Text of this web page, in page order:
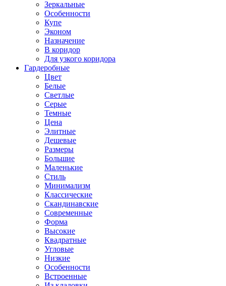
Зеркальные
Особенности
Купе
Эконом
Назначение
В коридор
Для узкого коридора
Гардеробные
Цвет
Белые
Светлые
Серые
Темные
Цена
Элитные
Дешевые
Размеры
Большие
Маленькие
Стиль
Минимализм
Классические
Скандинавские
Современные
Форма
Высокие
Квадратные
Угловые
Низкие
Особенности
Встроенные